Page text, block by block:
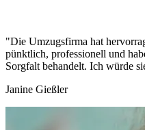
"Die Umzugsfirma hat
pünktlich, professionell und
Sorgfalt behandelt. Ich würde
Janine Gießler